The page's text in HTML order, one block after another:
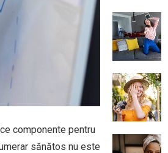
componente pentru
sănătos nu este